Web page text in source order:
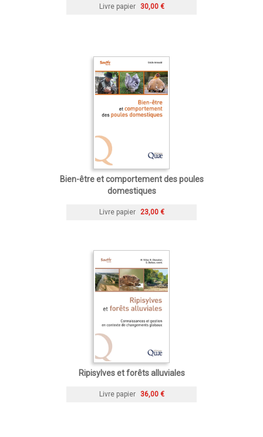
Livre papier 30,00 €
Bien-être et comportement des poules
domestiques
Livre papier 23,00 €
Ripisylves et forêts alluviales
Livre papier 36,00 €